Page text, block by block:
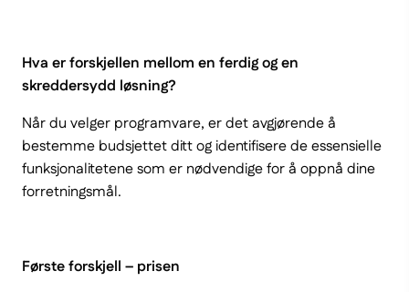
Hva er forskjellen mellom en ferdig og en
skreddersydd løsning?
Når du velger programvare, er det avgjørende å
bestemme budsjettet ditt og identifisere de essensielle
funksjonalitetene som er nødvendige for å oppnå dine
forretningsmål.
Første forskjell – prisen